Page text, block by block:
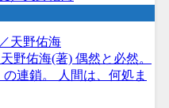
天野佑海
野佑海(著) 偶然と必然。
連鎖。 人間は、何処ま